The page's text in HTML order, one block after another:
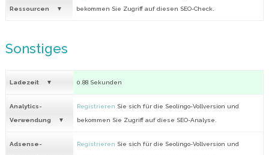
Ressourcen bekommen Sie Zugriff auf diesen SEO-Check.
Sonstiges
Ladezeit 0.88 Sekunden
Analytics-
Verwendung
Registrieren Sie sich für die Seolingo-Vollversion und
bekommen Sie Zugriff auf diese SEO-Analyse.
Adsense- Registrieren Sie sich für die Seolingo-Vollversion und